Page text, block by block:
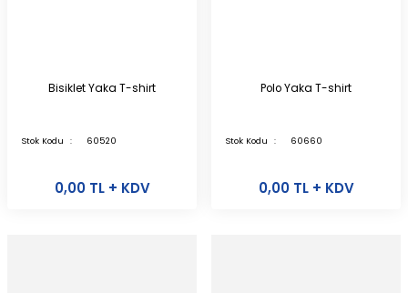
Bisiklet Yaka T-shirt
Stok Kodu 60520
0,00 TL + KDV
Polo Yaka T-shirt
Stok Kodu 60660
0,00 TL + KDV